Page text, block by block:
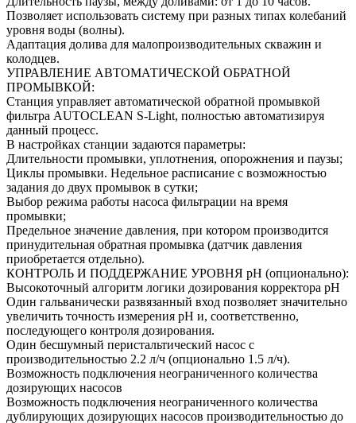
Позволяет использовать систему при разных типах колебаний
уровня воды (волны).
Адаптация долива для малопроизводительных скважин и
колодцев.
УПРАВЛЕНИЕ АВТОМАТИЧЕСКОЙ ОБРАТНОЙ
ПРОМЫВКОЙ:
Станция управляет автоматической обратной промывкой
фильтра AUTOCLEAN S-Light, полностью автоматизируя
данный процесс.
В настройках станции задаются параметры:
Длительности промывки, уплотнения, опорожнения и паузы;
Циклы промывки. Недельное расписание с возможностью
задания до двух промывок в сутки;
Выбор режима работы насоса фильтрации на время
промывки;
Предельное значение давления, при котором производится
принудительная обратная промывка (датчик давления
приобретается отдельно).
КОНТРОЛЬ И ПОДДЕРЖАНИЕ УРОВНЯ pH (опционально):
Высокоточный алгоритм логики дозирования корректора pH
Один гальванически развязанный вход позволяет значительно
увеличить точность измерения рH и, соответственно,
последующего контроля дозирования.
Один бесшумный перистальтический насос с
производительностью 2.2 л/ч (опционально 1.5 л/ч).
Возможность подключения неограниченного количества
дозирующих насосов
Возможность подключения неограниченного количества
дублирующих дозирующих насосов производительностью до